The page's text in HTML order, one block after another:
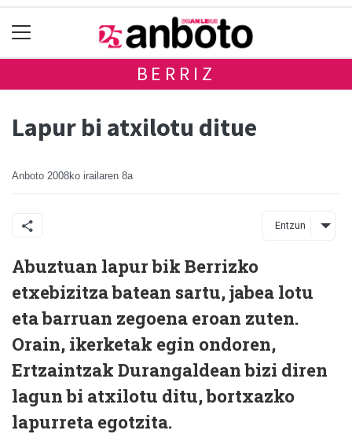
BERRIZ
Lapur bi atxilotu ditue
Anboto 2008ko irailaren 8a
Entzun
Abuztuan lapur bik Berrizko
etxebizitza batean sartu, jabea lotu
eta barruan zegoena eroan zuten.
Orain, ikerketak egin ondoren,
Ertzaintzak Durangaldean bizi diren
lagun bi atxilotu ditu, bortxazko
lapurreta egotzita.